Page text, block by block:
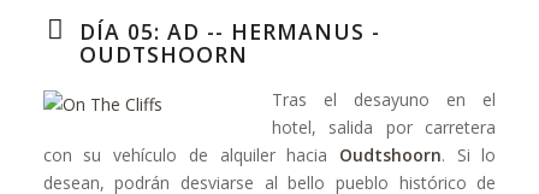
DÍA 05: AD -- HERMANUS -
OUDTSHOORN
Tras el desayuno en el
hotel, salida por carretera
con su vehículo de alquiler hacia Oudtshoorn. Si lo
desean, podrán desviarse al bello pueblo histórico de